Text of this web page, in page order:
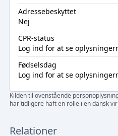
Adressebeskyttet
Nej
CPR-status
Log ind for at se
Fødselsdag
Log ind for at se
Kilden til ovenstående
har tidligere haft en rolle i en dansk
Relationer